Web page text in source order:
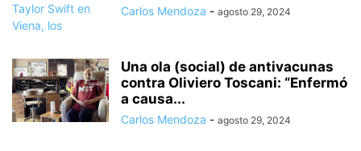
Carlos Mendoza - agosto 29, 2024
Una ola (social) de antivacunas
contra Oliviero Toscani: “Enfermó
a causa...
Carlos Mendoza - agosto 29, 2024